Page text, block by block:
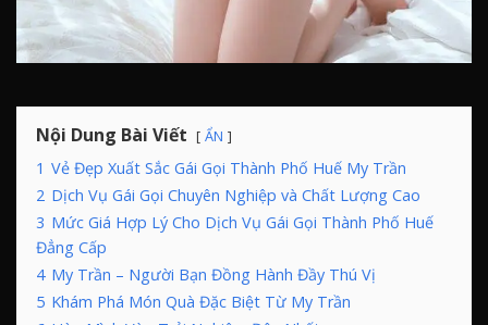
Nội Dung Bài Viết ẨN
1 Vẻ Đẹp Xuất Sắc Gái Gọi Thành Phố Huế My Trần
2 Dịch Vụ Gái Gọi Chuyên Nghiệp và Chất Lượng Cao
3 Mức Giá Hợp Lý Cho Dịch Vụ Gái Gọi Thành Phố Huế
Đẳng Cấp
4 My Trần – Người Bạn Đồng Hành Đầy Thú Vị
5 Khám Phá Món Quà Đặc Biệt Từ My Trần